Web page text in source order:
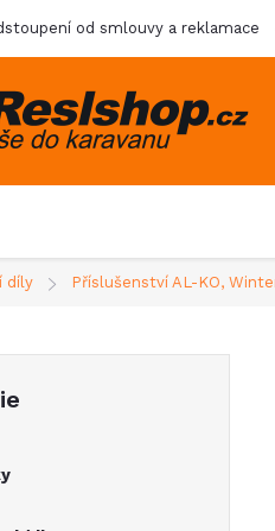
od smlouvy a reklamace
díly Příslušenství AL-KO,